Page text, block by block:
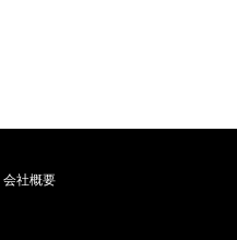
会社概要